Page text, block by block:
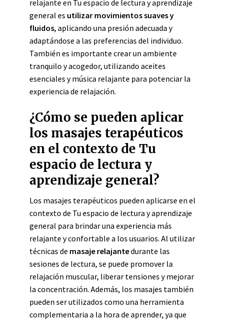
relajante en Tu espacio de lectura y aprendizaje
general es utilizar movimientos suaves y
fluidos, aplicando una presión adecuada y
adaptándose a las preferencias del individuo.
También es importante crear un ambiente
tranquilo y acogedor, utilizando aceites
esenciales y música relajante para potenciar la
experiencia de relajación.
¿Cómo se pueden aplicar
los masajes terapéuticos
en el contexto de Tu
espacio de lectura y
aprendizaje general?
Los masajes terapéuticos pueden aplicarse en el
contexto de Tu espacio de lectura y aprendizaje
general para brindar una experiencia más
relajante y confortable a los usuarios. Al utilizar
técnicas de masaje relajantedurante las
sesiones de lectura, se puede promover la
relajación muscular, liberar tensiones y mejorar
la concentración. Además, los masajes también
pueden ser utilizados como una herramienta
complementaria a la hora de aprender, ya que